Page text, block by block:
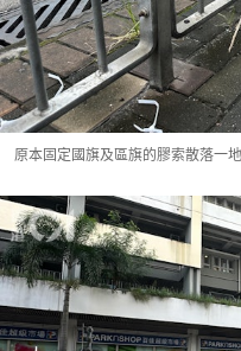
原本固定國旗及區旗的膠索散落一地